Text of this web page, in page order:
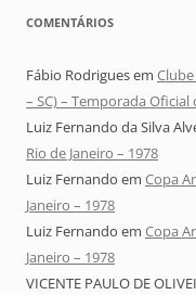
COMENTÁRIOS
Fábio Rodriguesem
– SC) – Temporada Oficial
Luiz Fernando da Silva
Rio de Janeiro – 1978
Luiz Fernando em Copa
Janeiro – 1978
Luiz Fernando em Copa
Janeiro – 1978
VICENTE PAULO DE